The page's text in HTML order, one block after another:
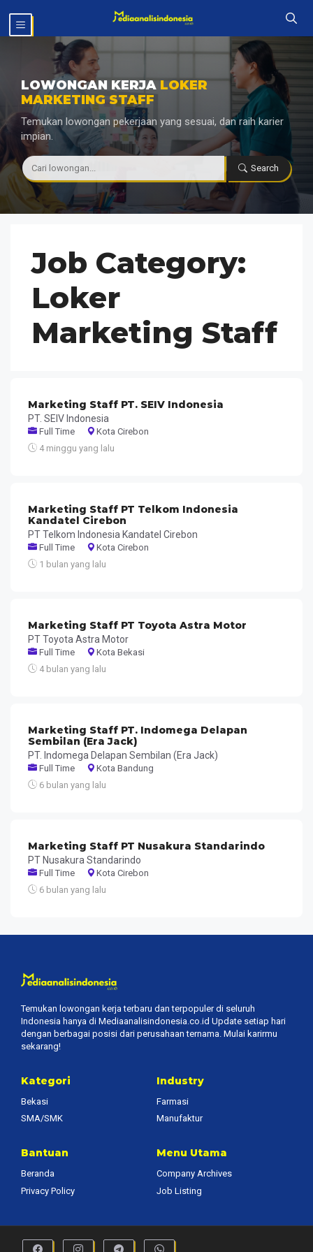
isi
MENU
LOWONGAN KERJA LOKER
MARKETING STAFF
Temukan lowongan pekerjaan yang sesuai, dan raih karier
impian.
Search
Job Category:
Loker
Marketing Staff
Marketing Staff PT. SEIV Indonesia
PT. SEIV Indonesia
Full Time
Kota Cirebon
4 minggu yang lalu
Marketing Staff PT Telkom Indonesia
Kandatel Cirebon
PT Telkom Indonesia Kandatel Cirebon
Full Time
Kota Cirebon
1 bulan yang lalu
Marketing Staff PT Toyota Astra Motor
PT Toyota Astra Motor
Full Time
Kota Bekasi
4 bulan yang lalu
Marketing Staff PT. Indomega Delapan
Sembilan (Era Jack)
PT. Indomega Delapan Sembilan (Era Jack)
Full Time
Kota Bandung
6 bulan yang lalu
Marketing Staff PT Nusakura Standarindo
PT Nusakura Standarindo
Full Time
Kota Cirebon
6 bulan yang lalu
Temukan lowongan kerja terbaru dan terpopuler di seluruh
Indonesia hanya di Mediaanalisindonesia.co.id Update setiap hari
dengan berbagai posisi dari perusahaan ternama. Mulai karirmu
sekarang!
Kategori
Bekasi
SMA/SMK
Industry
Farmasi
Manufaktur
Bantuan
Beranda
Privacy Policy
Menu Utama
Company Archives
Job Listing